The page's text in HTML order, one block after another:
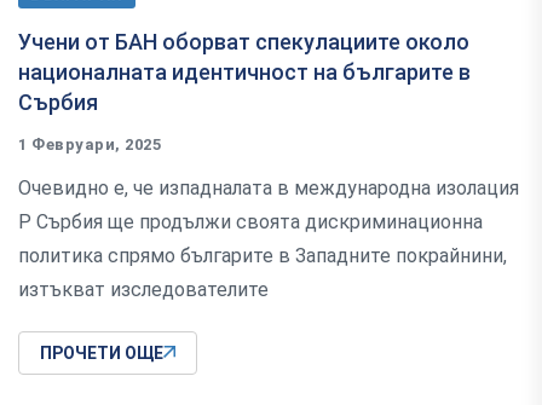
Учени от БАН оборват спекулациите около
националната идентичност на българите в
Сърбия
1 Февруари, 2025
Очевидно е, че изпадналата в международна изолация
Р Сърбия ще продължи своята дискриминационна
политика спрямо българите в Западните покрайнини,
изтъкват изследователите
ПРОЧЕТИ ОЩЕ